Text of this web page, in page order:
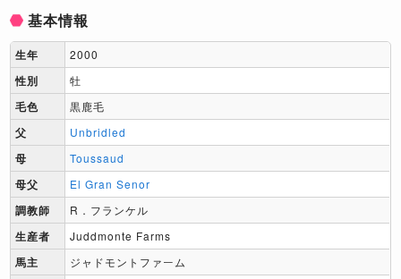
基本情報
生年 2000
性別 牡
毛色 黒鹿毛
父 Unbridled
母 Toussaud
母父 El Gran Senor
調教師 R．フランケル
生産者 Juddmonte Farms
馬主 ジャドモントファーム